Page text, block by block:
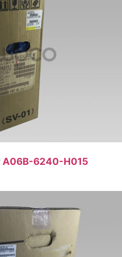
A06B-6240-H015